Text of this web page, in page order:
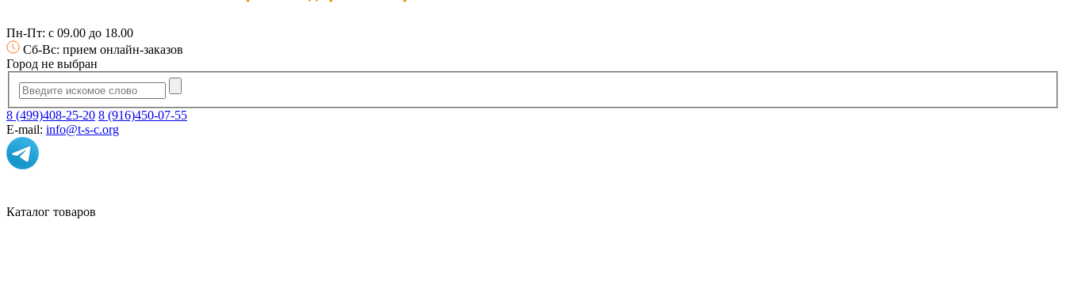
Пн-Пт: с 09.00 до 18.00
Сб-Вс: прием онлайн-заказов
Город не выбран
8 (499)408-25-20 8 (916)450-07-55
E-mail: info@t-s-c.org
Каталог товаров